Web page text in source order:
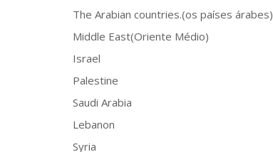
The Arabian countries.(os países árabes)
Middle East(Oriente Médio)
Israel
Palestine
Saudi Arabia
Lebanon
Syria